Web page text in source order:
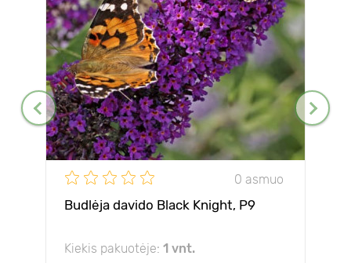
0 asmuo
Budlėja davido Black Knight, P9
Kiekis pakuotėje: 1 vnt.